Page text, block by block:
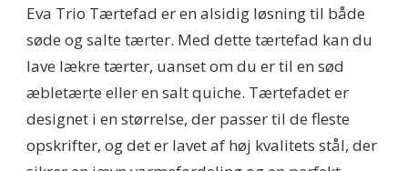
Eva Trio Tærtefad er en alsidig løsning til både
søde og salte tærter. Med dette tærtefad kan du
lave lækre tærter, uanset om du er til en sød
æbletærte eller en salt quiche. Tærtefadet er
designet i en størrelse, der passer til de fleste
opskrifter, og det er lavet af høj kvalitets stål, der